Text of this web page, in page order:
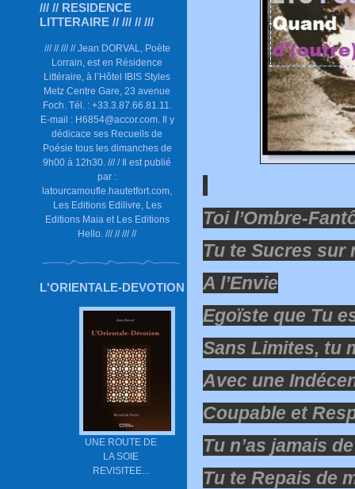
/// // RESIDENCE
LITTERAIRE // /// // ///
/// // /// // Jean DORVAL, Poète
Lorrain, est en Résidence
Littéraire, à l’Hôtel IBIS Styles
Metz Centre Gare, 23 avenue
Foch. Tél. : +33.3.87.66.81.11.
E-mail : H6854@accor.com. Il y
dédicace ses Recueils de
Poésie tous les dimanches de
9h00 à 12h30. /// / Il est publié
par :
latourcamoufle.hautetfort.com,
Les Editions Edilivre, Les
Editions Maia et Les Editions
Hello. /// // /// //
L'ORIENTALE-DEVOTION
UNE ROUTE DE
LA SOIE
REVISITEE...
Toi l’Ombre-
Tu te Sucres sur
A l’Envie
Egoïste que Tu
Sans Limites, tu
Avec une
Coupable et
Tu n’as jamais
Tu te Repais de